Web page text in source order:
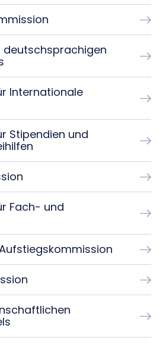
deutschsprachigen
Internationale
Stipendien und
Fach- und